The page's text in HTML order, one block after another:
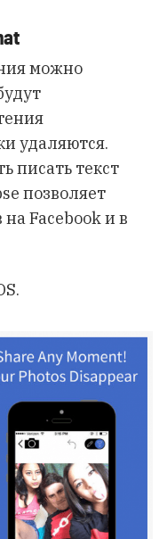
можно
удаляются.
писать текст
позволяет
Facebook и в
.